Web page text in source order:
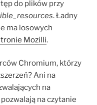
do plików przy
. Ładny
ma losowych
Mozilli.
Chromium, którzy
Ani na
na
na czytanie